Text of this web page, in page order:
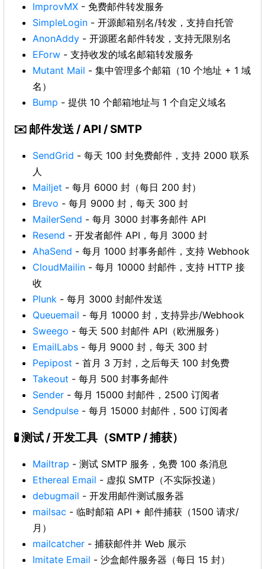
ImprovMX - 免费邮件转发服务
SimpleLogin - 开源邮箱别名/转发，支持自托管
AnonAddy - 开源匿名邮件转发，支持无限别名
EForw - 支持收发的域名邮箱转发服务
Mutant Mail - 集中管理多个邮箱（10 个地址 + 1 域
名）
Bump - 提供 10 个邮箱地址与 1 个自定义域名
✉️ 邮件发送 / API / SMTP
SendGrid - 每天 100 封免费邮件，支持 2000 联系
人
Mailjet - 每月 6000 封（每日 200 封）
Brevo - 每月 9000 封，每天 300 封
MailerSend - 每月 3000 封事务邮件 API
Resend - 开发者邮件 API，每月 3000 封
AhaSend - 每月 1000 封事务邮件，支持 Webhook
CloudMailin - 每月 10000 封邮件，支持 HTTP 接
收
Plunk - 每月 3000 封邮件发送
Queuemail - 每月 10000 封，支持异步/Webhook
Sweego - 每天 500 封邮件 API（欧洲服务）
EmailLabs - 每月 9000 封，每天 300 封
Pepipost - 首月 3 万封，之后每天 100 封免费
Takeout - 每月 500 封事务邮件
Sender - 每月 15000 封邮件，2500 订阅者
Sendpulse - 每月 15000 封邮件，500 订阅者
🧪 测试 / 开发工具（SMTP / 捕获）
Mailtrap - 测试 SMTP 服务，免费 100 条消息
Ethereal Email - 虚拟 SMTP（不实际投递）
debugmail - 开发用邮件测试服务器
mailsac - 临时邮箱 API + 邮件捕获（1500 请求/
月）
mailcatcher - 捕获邮件并 Web 展示
Imitate Email - 沙盒邮件服务器（每日 15 封）